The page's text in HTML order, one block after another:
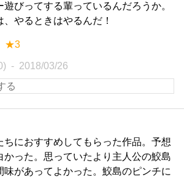
遊びってする輩っているんだろうか。
、やるときはやるんだ！
★3
2018/03/26
ちにおすすめしてもらった作品。予想
かった。思っていたより主人公の鮫島
味があってよかった。鮫島のピンチに